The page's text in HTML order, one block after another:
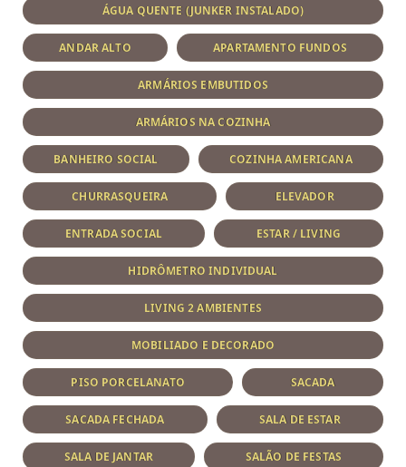
ÁGUA QUENTE (JUNKER INSTALADO)
ANDAR ALTO APARTAMENTO FUNDOS
ARMÁRIOS EMBUTIDOS
ARMÁRIOS NA COZINHA
BANHEIRO SOCIAL COZINHA AMERICANA
CHURRASQUEIRA ELEVADOR
ENTRADA SOCIAL ESTAR / LIVING
HIDRÔMETRO INDIVIDUAL
LIVING 2 AMBIENTES
MOBILIADO E DECORADO
PISO PORCELANATO SACADA
SACADA FECHADA SALA DE ESTAR
SALA DE JANTAR SALÃO DE FESTAS